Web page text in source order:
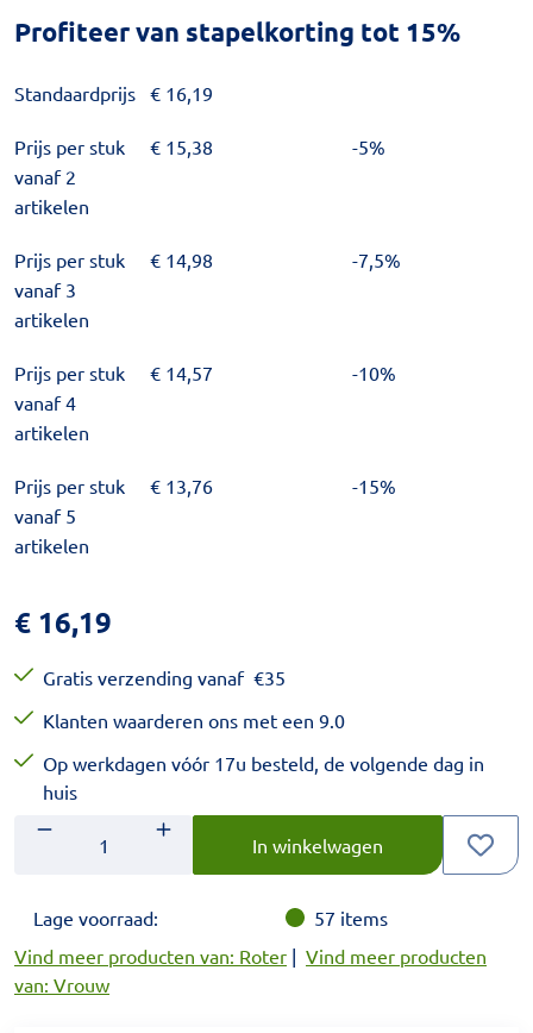
Profiteer van stapelkorting tot 15%
Standaardprijs € 16,19
Prijs per stuk
vanaf 2
artikelen
€ 15,38 -5%
Prijs per stuk
vanaf 3
artikelen
€ 14,98 -7,5%
Prijs per stuk
vanaf 4
artikelen
€ 14,57 -10%
Prijs per stuk
vanaf 5
artikelen
€ 13,76 -15%
€ 16,19
Gratis verzending vanaf €35
Klanten waarderen ons met een 9.0
Op werkdagen vóór 17u besteld, de volgende dag in
huis
Aantal
Voer het gewenste aantal in.
In winkelwagen
Lage voorraad: 57 items
Vind meer producten van: Roter | Vind meer producten
van: Vrouw